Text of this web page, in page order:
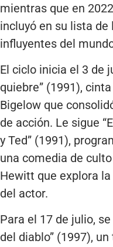
mientras que en
incluyó en su lista
influyentes del
El ciclo inicia el 3 de
quiebre” (1991),
Bigelow que
de acción. Le sigue
y Ted” (1991),
una comedia de
Hewitt que explora
del actor.
Para el 17 de julio,
del diablo” (1997),